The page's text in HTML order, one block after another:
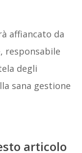
affiancato da
responsabile
degli
sana gestione
articolo